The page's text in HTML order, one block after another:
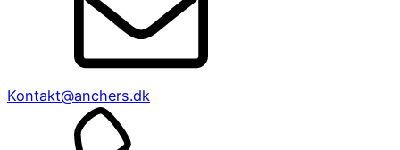
Kontakt@anchers.dk